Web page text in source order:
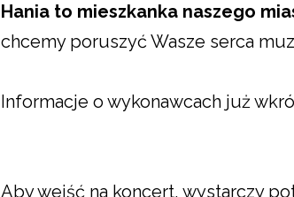
Hania to mieszkanka naszego
chcemy poruszyć Wasze serca
Informacje o wykonawcach już
Aby wejść na koncert, wystarczy